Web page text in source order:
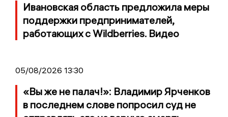
Ивановская область предложила меры
поддержки предпринимателей,
работающих с Wildberries. Видео
05/08/2026 13:30
«Вы же не палач!»: Владимир Ярченков
в последнем слове попросил суд не